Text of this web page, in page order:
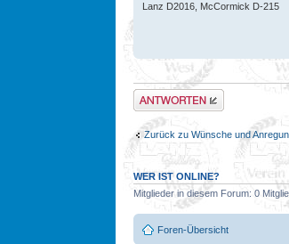
Lanz D2016, McCormick D-215
Antwort erstellen
Zurück zu Wünsche und
WER IST ONLINE?
Mitglieder in diesem Forum: 0
Foren-Übersicht